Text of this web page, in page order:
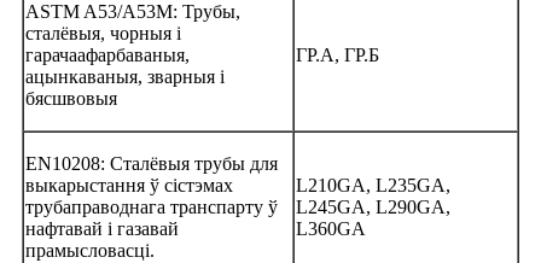
ASTM A53/A53M: Трубы,
сталёвыя, чорныя і
гарачаафарбаваныя,
ацынкаваныя, зварныя і
бясшвовыя
ГР.А, ГР.Б
EN10208: Сталёвыя трубы для
выкарыстання ў сістэмах
трубаправоднага транспарту ў
нафтавай і газавай
прамысловасці.
L210GA, L235GA,
L245GA, L290GA,
L360GA